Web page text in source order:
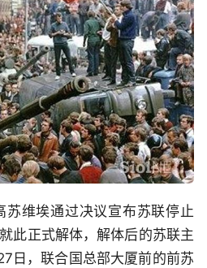
苏维埃通过决议宣布苏联停止
此正式解体，解体后的苏联主
日，联合国总部大厦前的前苏